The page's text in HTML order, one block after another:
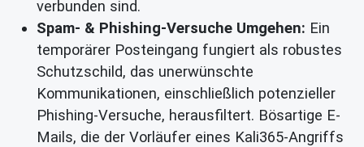
verbunden sind.
Spam- & Phishing-Versuche Umgehen: Ein
temporärer Posteingang fungiert als robustes
Schutzschild, das unerwünschte
Kommunikationen, einschließlich potenzieller
Phishing-Versuche, herausfiltert. Bösartige E-
Mails, die der Vorläufer eines Kali365-Angriffs